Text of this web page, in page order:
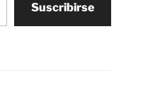
Suscribirse